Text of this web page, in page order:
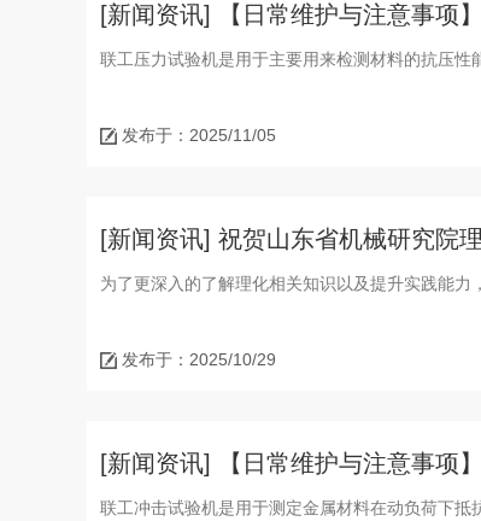
[新闻资讯] 【日常维护与注意事项
联工压力试验机是用于主要用来检测材料的抗压
发布于：2025/11/05
[新闻资讯] 祝贺山东省机械研究院
为了更深入的了解理化相关知识以及提升实践能
发布于：2025/10/29
[新闻资讯] 【日常维护与注意事项
联工冲击试验机是用于测定金属材料在动负荷下